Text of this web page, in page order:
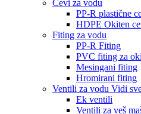
Cevi za vodu
PP-R plastične
HDPE Okiten
Fiting za vodu
PP-R Fiting
PVC fiting za
Mesingani fiting
Hromirani fiting
Ventili za vodu Vidi
Ek ventili
Ventili za veš